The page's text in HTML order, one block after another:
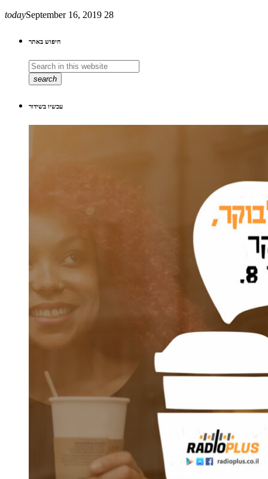
todaySeptember 16, 2019 28
חיפוש באתר
search
עכשיו בשידור